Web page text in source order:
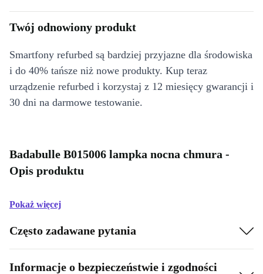
Twój odnowiony produkt
Smartfony refurbed są bardziej przyjazne dla środowiska
i do 40% tańsze niż nowe produkty. Kup teraz
urządzenie refurbed i korzystaj z 12 miesięcy gwarancji i
30 dni na darmowe testowanie.
Badabulle B015006 lampka nocna chmura -
Opis produktu
Pokaż więcej
Często zadawane pytania
Informacje o bezpieczeństwie i zgodności